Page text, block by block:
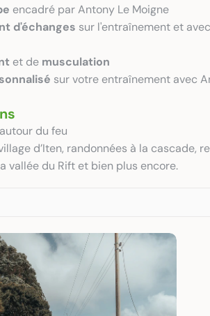
encadré par Antony Le Moigne
d'échanges sur l'entraînement et
et de musculation
sur votre entraînement avec
du feu
d’Iten, randonnées à la cascade,
vallée du Rift et bien plus encore.